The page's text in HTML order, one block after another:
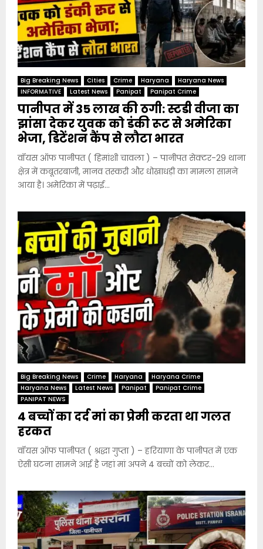
Big Breaking News Cities Crime Haryana
Haryana News
INFORMATIVE
Latest News Panipat Panipat Crime
पानीपत में 35 लाख की ठगी: स्टडी वीजा का
झांसा देकर युवक को डंकी रूट से अमेरिका
भेजा, डिटेंशन कैंप से लौटा भारत
वॉयस ऑफ पानीपत ( हिमांशी चावला ) – पानीपत सेक्टर-29 थाना
क्षेत्र में कबूतरबाजी, मानव तस्करी और धोखाधड़ी का मामला सामने
आया है। अमेरिका में पढ़ाई...
Big Breaking News Crime Haryana
Haryana Crime
Haryana News
Latest News Panipat
Panipat Crime
PANIPAT NEWS
4 बच्चों का दर्द मां का प्रेमी करता था गलत
हरकत
वॉयस ऑफ पानीपत ( श्रद्धा गुप्ता ) – हरियाणा के पानीपत में एक
ऐसी घटना सामने आई है जहां मां अपने 4 बच्चों को लेकर...